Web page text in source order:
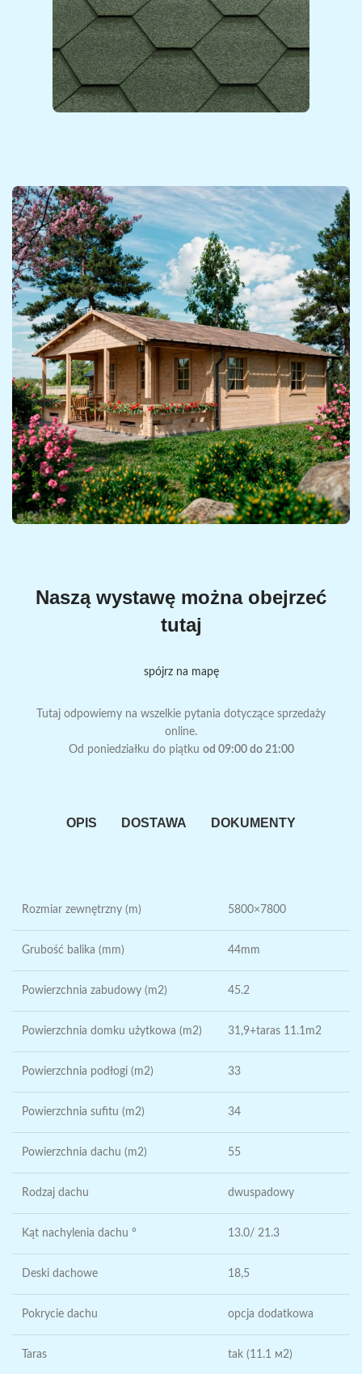
Naszą wystawę można obejrzeć
tutaj
spójrz na mapę
Tutaj odpowiemy na wszelkie pytania dotyczące sprzedaży
online.
Od poniedziałku do piątku od 09:00 do 21:00
OPIS DOSTAWA DOKUMENTY
Rozmiar zewnętrzny (m) 5800×7800
Grubość balika (mm) 44mm
Powierzchnia zabudowy (m2) 45.2
Powierzchnia domku użytkowa (m2) 31,9+taras 11.1m2
Powierzchnia podłogi (m2) 33
Powierzchnia sufitu (m2) 34
Powierzchnia dachu (m2) 55
Rodzaj dachu dwuspadowy
Kąt nachylenia dachu ° 13.0/ 21.3
Deski dachowe 18,5
Pokrycie dachu opcja dodatkowa
Taras tak (11.1 м2)